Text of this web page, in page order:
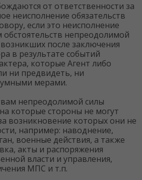
от ответственности за
неисполнение обязательств
если это неисполнение
обстоятельств непреодолимой
после заключения
в результате событий
которые Агент либо
ни предвидеть, ни
мерами.
непреодолимой силы
которые стороны не могут
возникновение которых они не
например: наводнение,
военные действия, а также
акты и распоряжения
власти и управления,
МПС и т.п.